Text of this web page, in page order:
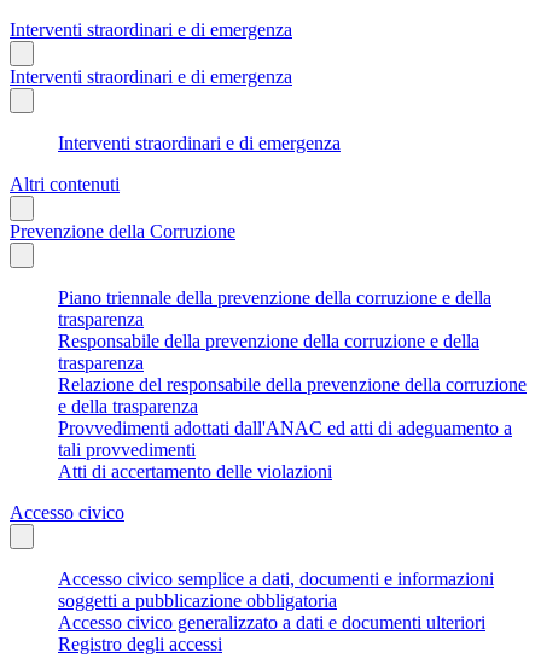
Interventi straordinari e di emergenza
Interventi straordinari e di emergenza
Interventi straordinari e di emergenza
Altri contenuti
Prevenzione della Corruzione
Piano triennale della prevenzione della corruzione e della
trasparenza
Responsabile della prevenzione della corruzione e della
trasparenza
Relazione del responsabile della prevenzione della corruzione
e della trasparenza
Provvedimenti adottati dall'ANAC ed atti di adeguamento a
tali provvedimenti
Atti di accertamento delle violazioni
Accesso civico
Accesso civico semplice a dati, documenti e informazioni
soggetti a pubblicazione obbligatoria
Accesso civico generalizzato a dati e documenti ulteriori
Registro degli accessi